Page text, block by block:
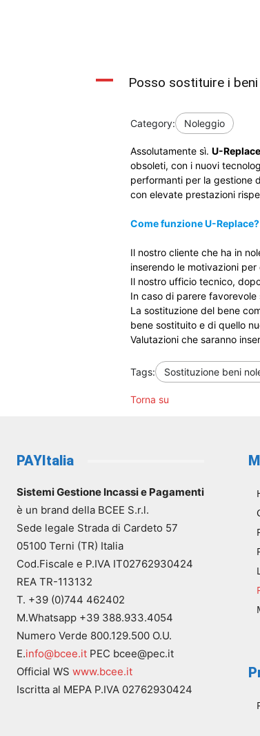
A Posso sostituire i
Category: Noleggio
Assolutamente sì.U-Replace
obsoleti, con i nuovi
performanti per la gestione
con elevate prestazioni
Come funzione U-Replace?
Il nostro cliente che ha in
inserendo le motivazioni
Il nostro ufficio tecnico,
In caso di parere
La sostituzione del bene
bene sostituito e di quello
Valutazioni che saranno
Tags: Sostituzione beni
Torna su
PAYItalia
Sistemi Gestione Incassi e Pagamenti
è un brand della BCEE S.r.l.
Sede legale Strada di Cardeto 57
05100 Terni (TR) Italia
Cod.Fiscale e P.IVA IT02762930424
REA TR-113132
T. +39 (0)744 462402
M.Whatsapp +39 388.933.4054
Numero Verde 800.129.500 O.U.
E.info@bcee.it PEC bcee@pec.it
Official WS www.bcee.it
Iscritta al MEPA P.IVA 02762930424